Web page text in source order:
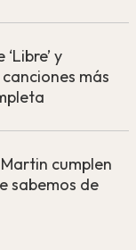
y
más
cumplen
sabemos de